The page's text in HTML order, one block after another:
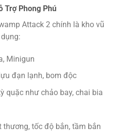
Trợ Phong Phú
Attack 2 chính là kho vũ
Minigun
đạn lạnh, bom độc
quặc như chảo bay, chai bia
tốc độ bắn, tầm bắn